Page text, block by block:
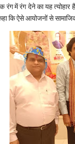
रंग में रंग देने का यह
कि ऐसे आयोजनों से